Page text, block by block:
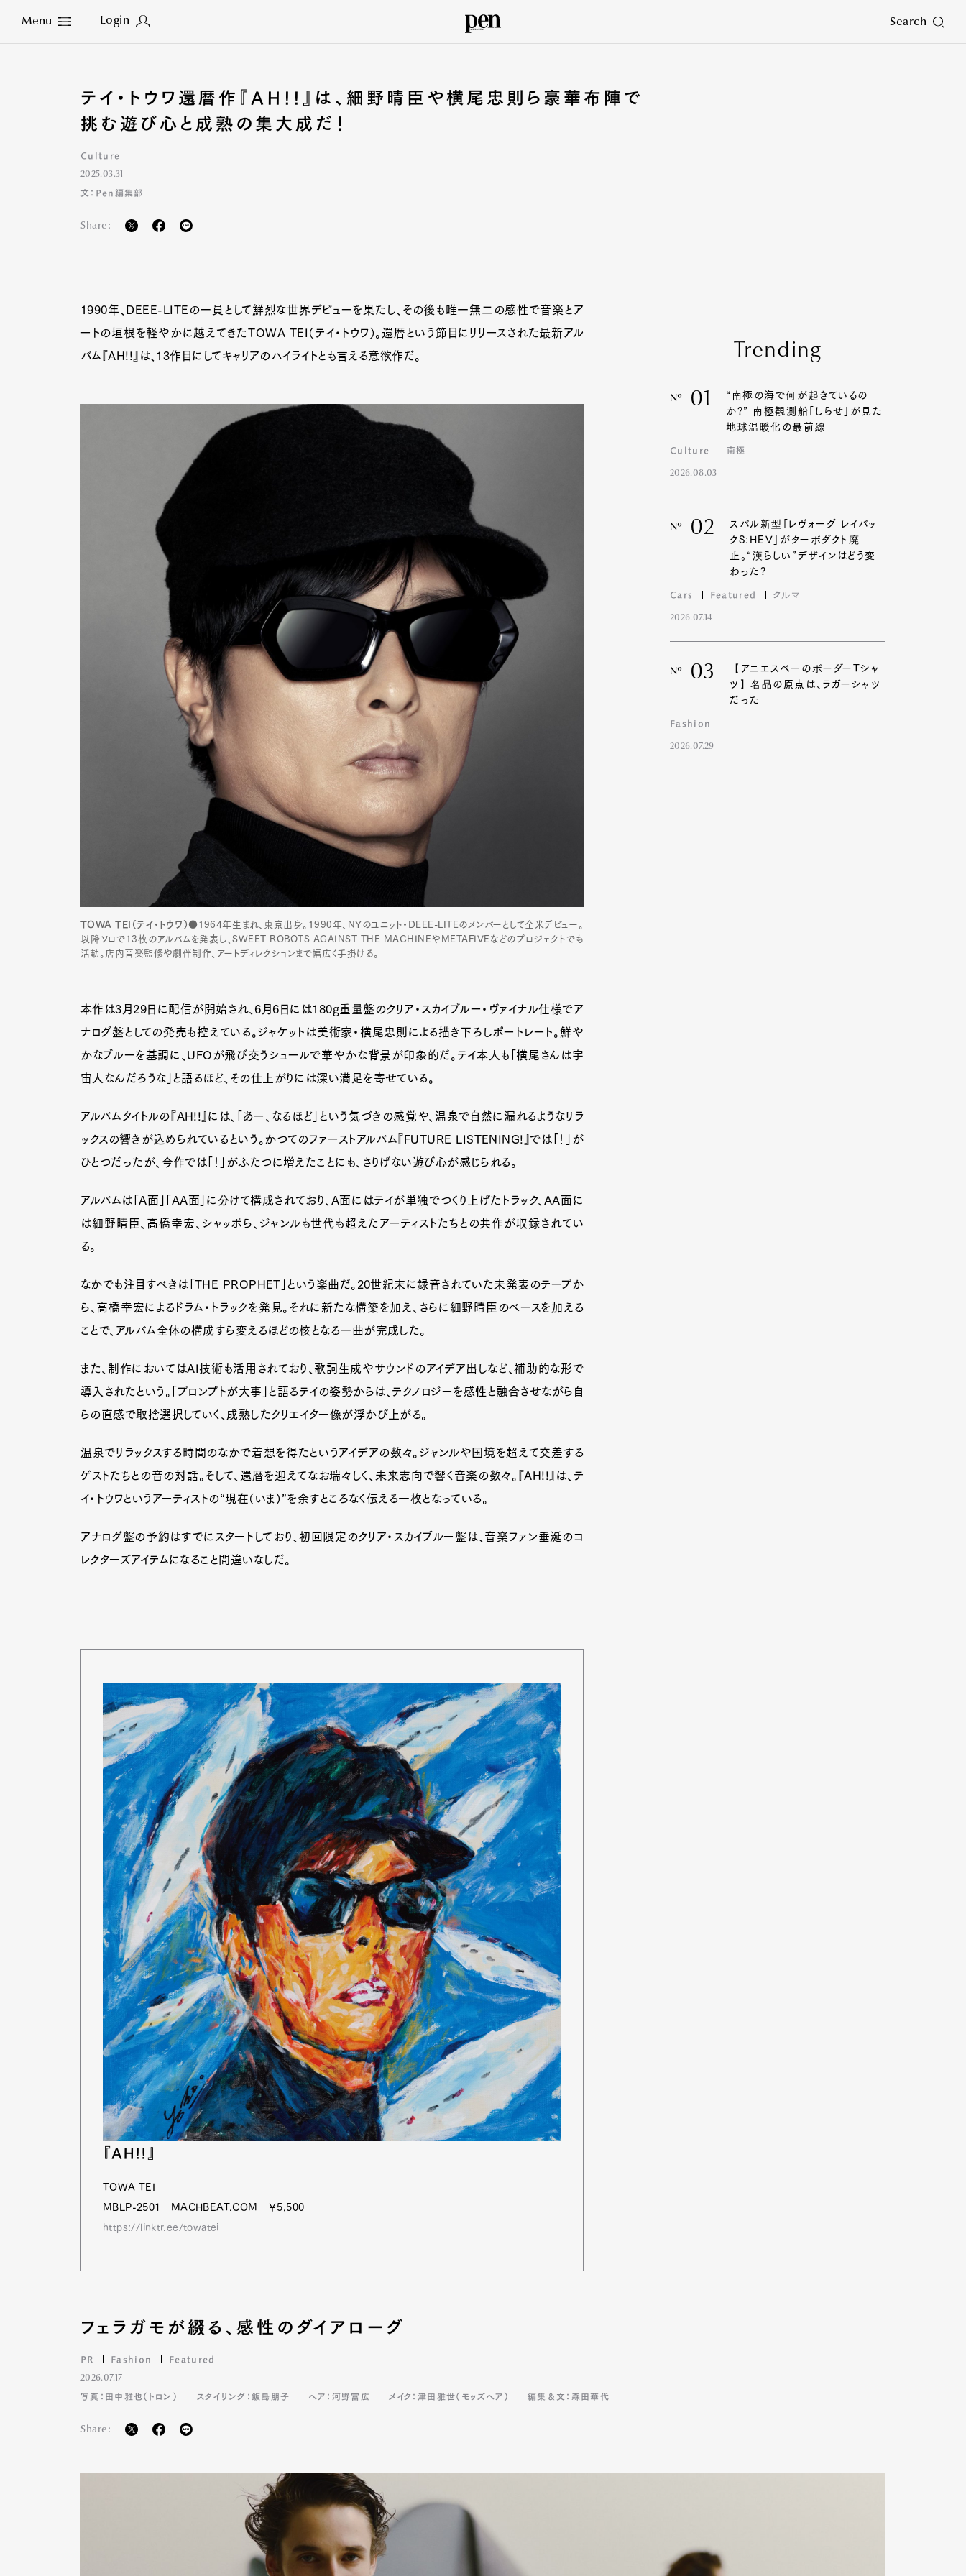
Menu Login Search
Close
Art&Design Watch
Fashion
Pen Meet Pen international Pen tw
テイ・トウワ還暦作『AH!!』は、細野晴臣や横尾忠則ら豪華布陣で
挑む遊び心と成熟の集大成だ！
Culture
2025.03.31
文：Pen編集部
Share:
1990年、DEEE-LITEの一員として鮮烈な世界デビューを果たし、その後も唯一無二の感性で音楽とア
ートの垣根を軽やかに越えてきたTOWA TEI（テイ・トウワ）。還暦という節目にリリースされた最新アル
バム『AH!!』は、13作目にしてキャリアのハイライトとも言える意欲作だ。
TOWA TEI（テイ・トウワ）●1964年生まれ、東京出身。1990年、NYのユニット・DEEE-LITEのメンバーとして全米デビュー。
以降ソロで13枚のアルバムを発表し、SWEET ROBOTS AGAINST THE MACHINEやMETAFIVEなどのプロジェクトでも
活動。店内音楽監修や劇伴制作、アートディレクションまで幅広く手掛ける。
本作は3月29日に配信が開始され、6月6日には180g重量盤のクリア・スカイブルー・ヴァイナル仕様でア
ナログ盤としての発売も控えている。ジャケットは美術家・横尾忠則による描き下ろしポートレート。鮮や
かなブルーを基調に、UFOが飛び交うシュールで華やかな背景が印象的だ。テイ本人も「横尾さんは宇
宙人なんだろうな」と語るほど、その仕上がりには深い満足を寄せている。
アルバムタイトルの『AH!!』には、「あー、なるほど」という気づきの感覚や、温泉で自然に漏れるようなリラ
ックスの響きが込められているという。かつてのファーストアルバム『FUTURE LISTENING!』では「！」が
ひとつだったが、今作では「！」がふたつに増えたことにも、さりげない遊び心が感じられる。
アルバムは「A面」「AA面」に分けて構成されており、A面にはテイが単独でつくり上げたトラック、AA面に
は細野晴臣、高橋幸宏、シャッポら、ジャンルも世代も超えたアーティストたちとの共作が収録されてい
る。
なかでも注目すべきは「THE PROPHET」という楽曲だ。20世紀末に録音されていた未発表のテープか
ら、高橋幸宏によるドラム・トラックを発見。それに新たな構築を加え、さらに細野晴臣のベースを加える
ことで、アルバム全体の構成すら変えるほどの核となる一曲が完成した。
また、制作においてはAI技術も活用されており、歌詞生成やサウンドのアイデア出しなど、補助的な形で
導入されたという。「プロンプトが大事」と語るテイの姿勢からは、テクノロジーを感性と融合させながら自
らの直感で取捨選択していく、成熟したクリエイター像が浮かび上がる。
温泉でリラックスする時間のなかで着想を得たというアイデアの数々。ジャンルや国境を超えて交差する
ゲストたちとの音の対話。そして、還暦を迎えてなお瑞々しく、未来志向で響く音楽の数々。『AH!!』は、テ
イ・トウワというアーティストの“現在（いま）”を余すところなく伝える一枚となっている。
アナログ盤の予約はすでにスタートしており、初回限定のクリア・スカイブルー盤は、音楽ファン垂涎のコ
レクターズアイテムになること間違いなしだ。
『AH!!』
TOWA TEI
MBLP-2501 MACHBEAT.COM ￥5,500
https://linktr.ee/towatei
Trending
Nº 01
“南極の海で何が起きているの
か?” 南極観測船「しらせ」が見た
地球温暖化の最前線
Culture 南極
2026.08.03
Nº 02
スバル新型「レヴォーグ レイバッ
クS:HEV」がターボダクト廃
止。“漢らしい”デザインはどう変
わった?
Cars Featured クルマ
2026.07.14
Nº 03
【アニエスベーのボーダーTシャ
ツ】名品の原点は、ラガーシャツ
だった
Fashion
2026.07.29
フェラガモが綴る、感性のダイアローグ
PR Fashion Featured
2026.07.17
写真：田中雅也（トロン） スタイリング：飯島朋子 ヘア：河野富広 メイク：津田雅世（モッズヘア） 編集＆文：森田華代
Share: